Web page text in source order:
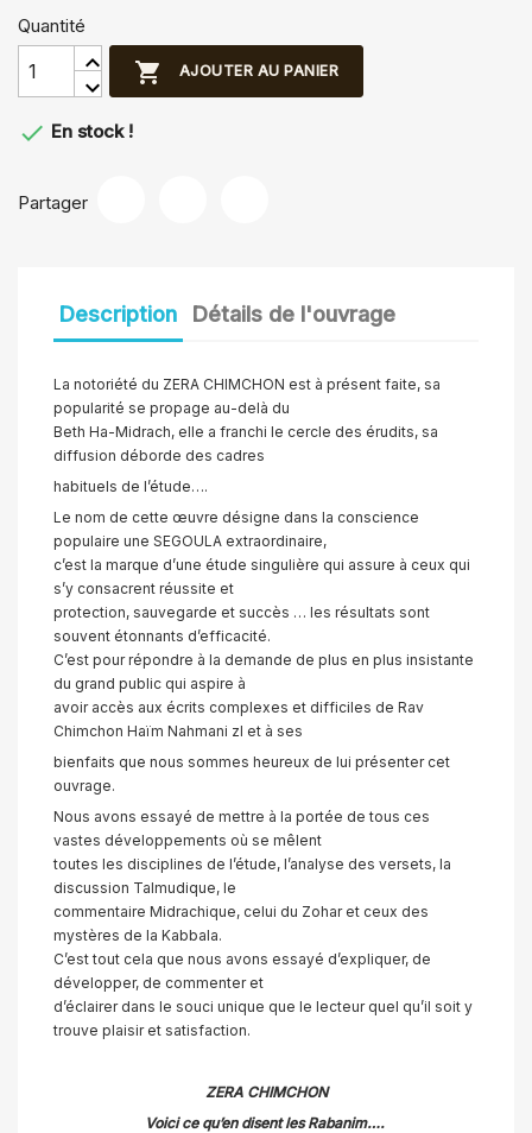
Quantité
 AJOUTER AU PANIER
 En stock !
Partager
Description Détails de l'ouvrage
La notoriété du ZERA CHIMCHON est à présent faite, sa
popularité se propage au-delà du
Beth Ha-Midrach, elle a franchi le cercle des érudits, sa
diffusion déborde des cadres
habituels de l’étude….
Le nom de cette œuvre désigne dans la conscience
populaire une SEGOULA extraordinaire,
c’est la marque d’une étude singulière qui assure à ceux qui
s’y consacrent réussite et
protection, sauvegarde et succès … les résultats sont
souvent étonnants d’efficacité.
C’est pour répondre à la demande de plus en plus insistante
du grand public qui aspire à
avoir accès aux écrits complexes et difficiles de Rav
Chimchon Haïm Nahmani zl et à ses
bienfaits que nous sommes heureux de lui présenter cet
ouvrage.
Nous avons essayé de mettre à la portée de tous ces
vastes développements où se mêlent
toutes les disciplines de l’étude, l’analyse des versets, la
discussion Talmudique, le
commentaire Midrachique, celui du Zohar et ceux des
mystères de la Kabbala.
C’est tout cela que nous avons essayé d’expliquer, de
développer, de commenter et
d’éclairer dans le souci unique que le lecteur quel qu’il soit y
trouve plaisir et satisfaction.
ZERA CHIMCHON
Voici ce qu’en disent les Rabanim….